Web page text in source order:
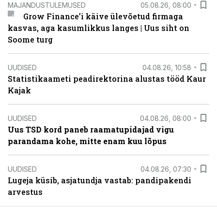
MAJANDUSTULEMUSED 05.08.26, 08:00
Grow Finance’i käive ülevõetud firmaga
kasvas, aga kasumlikkus langes | Uus siht on
Soome turg
UUDISED 04.08.26, 10:58
Statistikaameti peadirektorina alustas tööd Kaur
Kajak
UUDISED 04.08.26, 08:00
Uus TSD kord paneb raamatupidajad vigu
parandama kohe, mitte enam kuu lõpus
UUDISED 04.08.26, 07:30
Lugeja küsib, asjatundja vastab: pandipakendi
arvestus